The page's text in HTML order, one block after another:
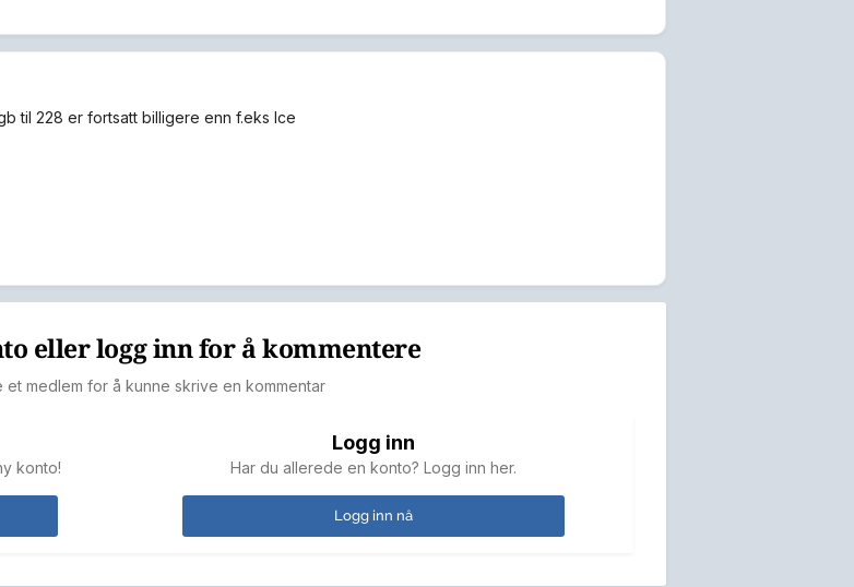
til 228 er fortsatt billigere enn f.eks Ice
eller logg inn for å kommentere
et medlem for å kunne skrive en kommentar
konto!
Logg inn
Har du allerede en konto? Logg inn her.
Logg inn nå